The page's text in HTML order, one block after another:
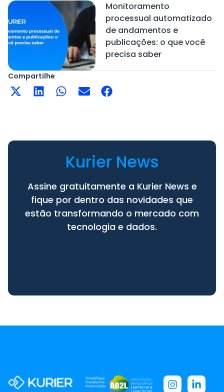
Monitoramento
processual automatizado
de andamentos e
publicações: o que você
precisa saber
Compartilhe
Kurier News
Assine gratuitamente a Kurier News e
fique por dentro das novidades que
estão transformando o mercado com
tecnologia e dados.